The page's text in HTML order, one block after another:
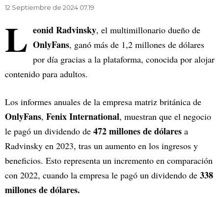
12 Septiembre de 2024 07.19
L eonid Radvinsky, el multimillonario dueño de
OnlyFans, ganó más de 1,2 millones de dólares
por día gracias a la plataforma, conocida por alojar
contenido para adultos.
Los informes anuales de la empresa matriz británica de
OnlyFans, Fenix International, muestran que el negocio
le pagó un dividendo de 472 millones de dólares a
Radvinsky en 2023, tras un aumento en los ingresos y
beneficios. Esto representa un incremento en comparación
con 2022, cuando la empresa le pagó un dividendo de 338
millones de dólares.